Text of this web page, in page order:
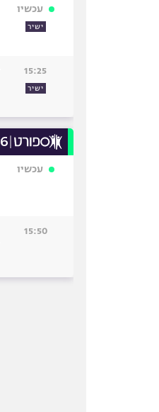
עכשיו
ישיר
15:25
ישיר
עכשיו
15:50